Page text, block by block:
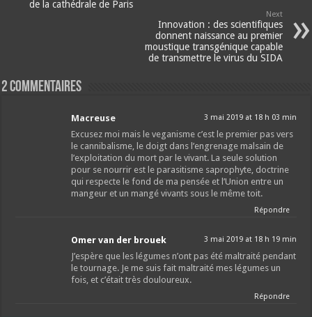
de la cathédrale de Paris
Next
Innovation : des scientifiques
donnent naissance au premier
moustique transgénique capable
de transmettre le virus du SIDA
2 Commentaires
Macreuse 3 mai 2019 at 18 h 03 min
Excusez moi mais le veganisme c’est le premier pas vers
le cannibalisme, le doigt dans l’engrenage malsain de
l’exploitation du mort par le vivant. La seule solution
pour se nourrir est le parasitisme saprophyte, doctrine
qui respecte le fond de ma pensée et l’Union entre un
mangeur et un mangé vivants sous le même toit.
Répondre
Omer van der brouek 3 mai 2019 at 18 h 19 min
J’espère que les légumes n’ont pas été maltraité pendant
le tournage. Je me suis fait maltraité mes légumes un
fois, et c’était très douloureux.
Répondre